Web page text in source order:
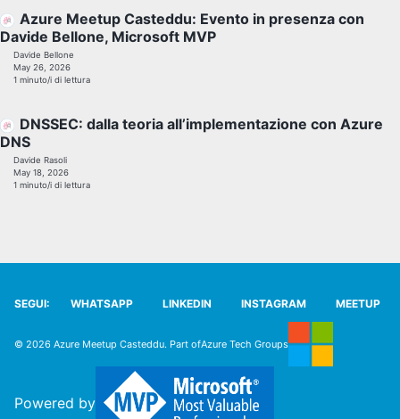
Azure Meetup Casteddu: Evento in presenza con
Davide Bellone, Microsoft MVP
Davide Bellone
May 26, 2026
1 minuto/i di lettura
DNSSEC: dalla teoria all’implementazione con Azure
DNS
Davide Rasoli
May 18, 2026
1 minuto/i di lettura
SEGUI: WHATSAPP LINKEDIN INSTAGRAM MEETUP
© 2026 Azure Meetup Casteddu. Part ofAzure Tech Groups
Powered by